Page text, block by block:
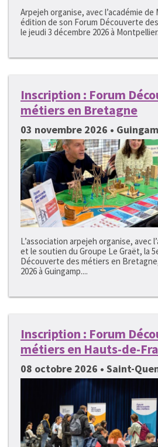
Arpejeh organise, avec l’académie de
édition de son Forum Découverte
le jeudi 3 décembre 2026 à
Inscription : Forum
métiers en Bretagne
03 novembre 2026 •
L’association arpejeh organise, avec
et le soutien du Groupe Le Graët, la
Découverte des métiers en
2026 à Guingamp....
Inscription : Forum
métiers en Hauts-de-
08 octobre 2026 • Saint-